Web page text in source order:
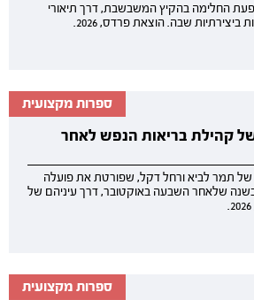
החלימה בהקיץ המשבשבת, דרך תיאורי
שבה. הוצאת פרדס, 2026.
ספרות מקצועית
קהילת בריאות הנפש לאחר
תמר לביא ורחל דקל, שפורטת את פועלה
שלאחר השבעה באוקטובר, דרך עיניהם של
ספרות מקצועית